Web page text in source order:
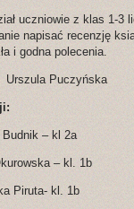
uczniowie z klas 1-3
napisać recenzję
i godna polecenia.
Urszula Puczyńska
Budnik – kl 2a
– kl. 1b
Piruta- kl. 1b